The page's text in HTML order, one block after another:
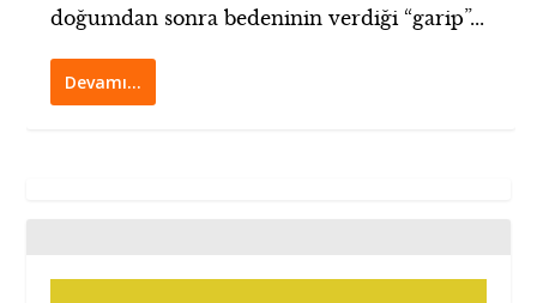
doğumdan sonra bedeninin verdiği “garip”...
Devamı…